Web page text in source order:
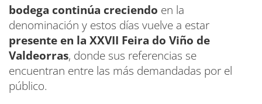
bodega continúa creciendo en la
denominación y estos días vuelve a estar
presente en la XXVII Feira do Viño de
Valdeorras, donde sus referencias se
encuentran entre las más demandadas por el
público.